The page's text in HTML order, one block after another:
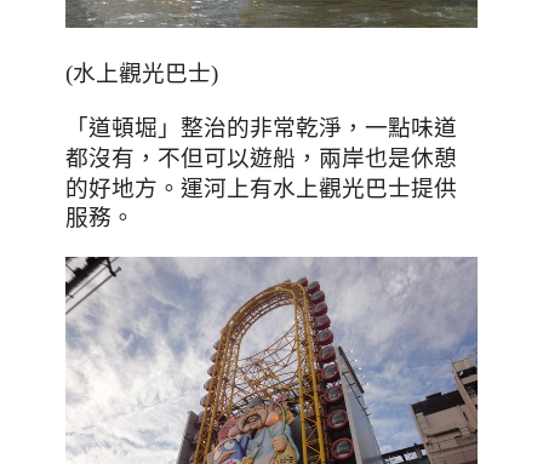
(水上觀光巴士)
「 道頓堀 」 整治的非常乾淨 ，一點味道
都沒有，不但可以遊船，兩岸也是休憩
的好地方。 運河上有水上觀光巴士提供
服務。